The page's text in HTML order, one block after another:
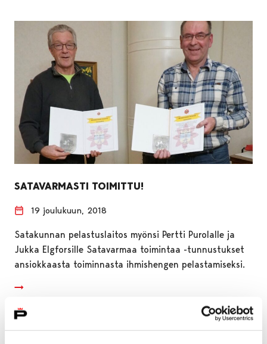
SATAVARMASTI TOIMITTU!
19 joulukuun, 2018
Satakunnan pelastuslaitos myönsi Pertti Purolalle ja
Jukka Elgforsille Satavarmaa toimintaa -tunnustukset
ansiokkaasta toiminnasta ihmishengen pelastamiseksi.